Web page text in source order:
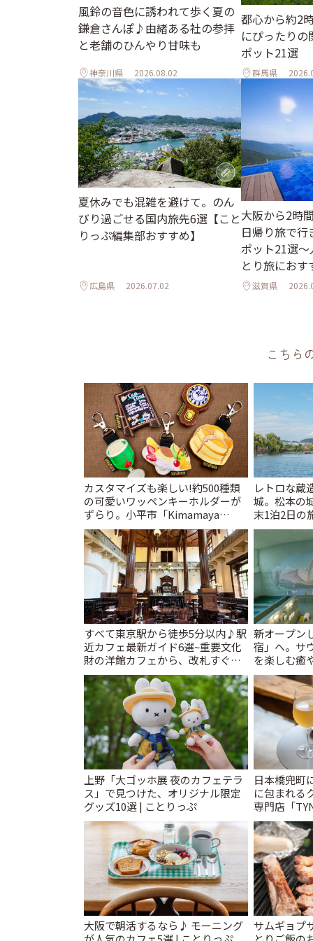
風鈴の音色に誘われて歩く夏の
鎌倉さんぽ♪由緒ある社の参拝
と老舗のひんやり甘味も
神奈川県 2026.08.02
都心から約2
にぴったり
ポット21選
群馬県
夏休みでも混雑を避けて。のん
びり過ごせる国内旅先6選【こと
りっぷ編集部おすすめ】
広島県 2026.07.02
大阪から2時
日帰り旅で
ポット21選
とり旅にお
滋賀県
こちら
カスタマイズも楽しい!約500種類
の可愛いワッペンキーホルダーが
ずらり。小平市「Kimamaya
T&K」 | ことりっぷ
レトロな蔵
城。松本の
末1泊2日の
すべて東京駅から徒歩5分以内♪駅
近カフェ最新ガイド6選~重要文化
財の洋館カフェから、改札すぐの
レトロ喫茶まで~ | ことりっぷ
新オープン
宿」へ。サ
を楽しむ癒
とりっぷ
上野「大ゴッホ展 夜のカフェテラ
ス」で見つけた、オリジナル限定
グッズ10選 | ことりっぷ
日本橋兜町
に包まれる
専門店「
とりっぷ
大阪で朝活するなら♪ モーニング
サムギョプ